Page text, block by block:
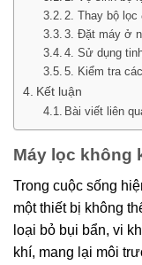
2. Thay bộ lọc
3. Đặt máy ở
4. Sử dụng
5. Kiểm tra
Kết luận
Bài viết liên
Máy lọc không
Trong cuộc sống
một thiết bị không
loại bỏ bụi bẩn, vi
khí, mang lại môi